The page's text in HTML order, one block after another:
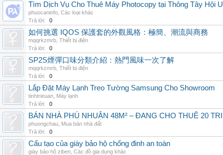
Tìm Dịch Vụ Cho Thuê Máy Photocopy tại Thông Tây Hội
phuocaninfo Các loại khác
Trả lời:
0
如何挑選 IQOS 保護套的外觀風格：極簡、潮流與商務
mqqrkzmrb Thiết bị điện
Trả lời:
0
SP2S煙彈口味分類介紹：熱門風味一次了解
mqqrkzmrb Thiết bị điện
Trả lời:
0
Lắp Đặt Máy Lạnh Treo Tường Samsung Cho Showroom
tinhtrieuan Máy lạnh
Trả lời:
0
BÁN NHÀ PHÚ NHUẬN 48M² – ĐANG CHO THUÊ 20
phuongchau Mua bán nhà đất
Trả lời:
0
Cấu tạo của giày bảo hộ chống đinh an toàn
giày bảo hộ ziben Các đồ gia dụng khác